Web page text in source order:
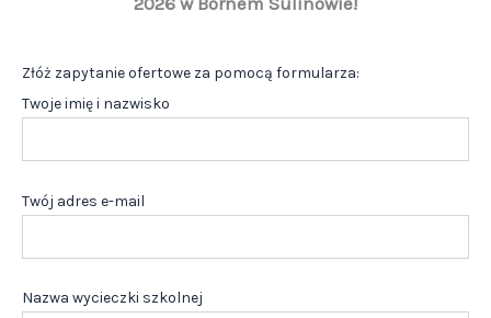
Złóż zapytanie ofertowe za pomocą formularza:
Twoje imię i nazwisko
Twój adres e-mail
Nazwa wycieczki szkolnej